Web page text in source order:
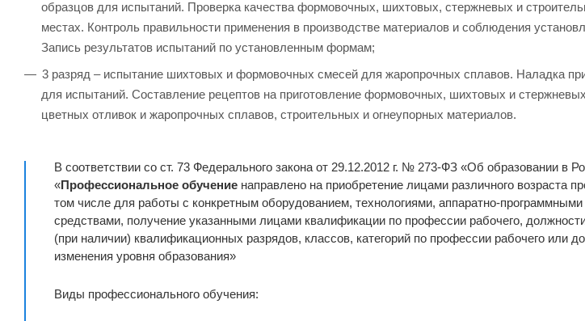
образцов для испытаний. Проверка качества формовочных, шихтовых, стержневых и
местах. Контроль правильности применения в производстве материалов и соблюдения
Запись результатов испытаний по установленным формам;
3 разряд – испытание шихтовых и формовочных смесей для жаропрочных сплавов. Наладка
для испытаний. Составление рецептов на приготовление формовочных, шихтовых и
цветных отливок и жаропрочных сплавов, строительных и огнеупорных материалов.
В соответствии со ст. 73 Федерального закона от 29.12.2012 г. № 273-ФЗ «Об образовании в
«Профессиональное обучение направлено на приобретение лицами различного возраста
том числе для работы с конкретным оборудованием, технологиями, аппаратно-
средствами, получение указанными лицами квалификации по профессии рабочего,
(при наличии) квалификационных разрядов, классов, категорий по профессии рабочего или
изменения уровня образования»
Виды профессионального обучения: